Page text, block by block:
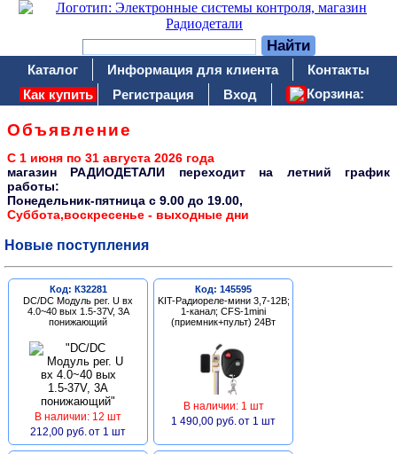
Каталог Информация для клиента
Контакты
Как купить
Регистрация Вход Корзина:
Объявление
С 1 июня по 31 августа 2026 года
магазин РАДИОДЕТАЛИ переходит на летний график
работы:
Понедельник-пятница c 9.00 до 19.00,
Суббота,воскресенье - выходные дни
Новые поступления
Код: К32281
DC/DC Модуль рег. U вх
4.0~40 вых 1.5-37V, 3A
понижающий
В наличии: 12 шт
212,00 руб. от 1 шт
Код: 145595
KIT-Радиореле-мини 3,7-12В;
1-канал; CFS-1mini
(приемник+пульт) 24Вт
В наличии: 1 шт
1 490,00 руб. от 1 шт